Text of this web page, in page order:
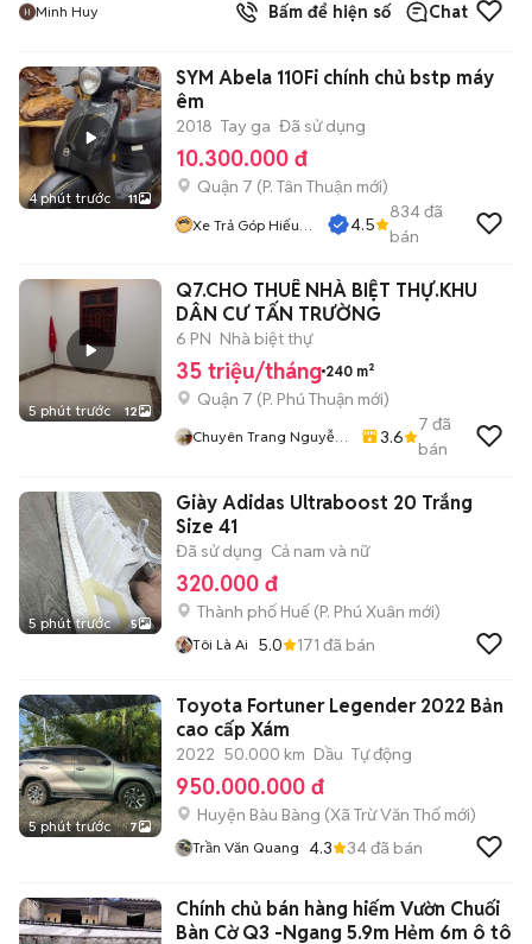
Minh Huy Bấm để hiện số Chat
4 phút trước 11
SYM Abela 110Fi chính chủ bstp máy
êm
2018 Tay ga Đã sử dụng
10.300.000 đ
Quận 7 (P. Tân Thuận mới)
Xe Trả Góp Hiếu
4.5
834đã
bán
5 phút trước 12
Q7.CHO THUÊ NHÀ BIỆT THỰ.KHU
DÂN CƯ TẤN TRƯỜNG
6 PN Nhà biệt thự
35 triệu/tháng 240 m²
Quận 7 (P. Phú Thuận mới)
Chuyên Trang Nguyễn
3.6
7 đã
bán
5 phút trước 5
Giày Adidas Ultraboost 20 Trắng
Size 41
Đã sử dụng Cả nam và nữ
320.000 đ
Thành phố Huế (P. Phú Xuân mới)
Tôi Là Ai 5.0 171 đã bán
5 phút trước 7
Toyota Fortuner Legender 2022 Bản
cao cấp Xám
2022 50.000 km Dầu Tự động
950.000.000 đ
Huyện Bàu Bàng (Xã Trừ Văn Thố mới)
Trần Văn Quang 4.3 34đã bán
Chính chủ bán hàng hiếm Vườn Chuối
Bàn Cờ Q3 -Ngang 5.9m Hẻm 6m ô tô